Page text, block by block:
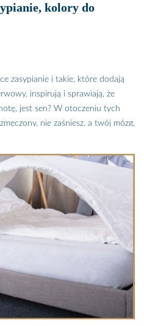
kolory do
zasypianie i takie, które dodają
inspirują i sprawiają, że
jest sen? W otoczeniu tych
nie zaśniesz, a twój mózg,
kolory ułatwiają zasypianie, a
które sprawiają, że twój układ
się nimi twój mózg, wydaje
procesy w organizmie
i senny. Czy wiesz jakie
zasypianie? Nie?
i zapomnij problemach z